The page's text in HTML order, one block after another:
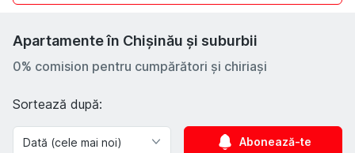
Apartamente în Chișinău și suburbii
0% comision pentru cumpărători și chiriași
Sortează după:
Abonează-te